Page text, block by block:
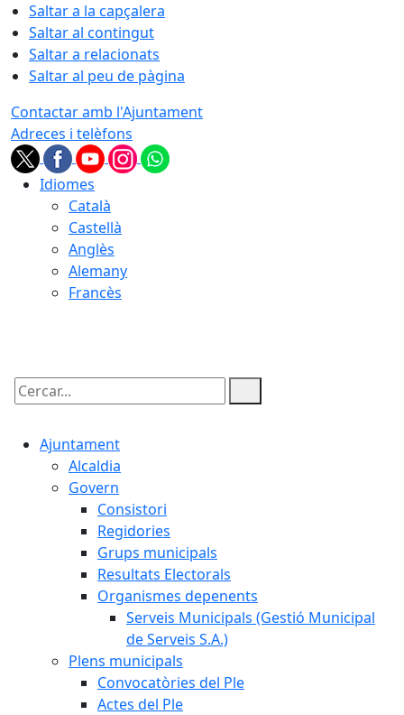
Saltar a la capçalera
Saltar al contingut
Saltar a relacionats
Saltar al peu de pàgina
Contactar amb l'Ajuntament
Adreces i telèfons
Idiomes
Català
Castellà
Anglès
Alemany
Francès
Cercar:
Ajuntament
Alcaldia
Govern
Consistori
Regidories
Grups municipals
Resultats Electorals
Organismes depenents
Serveis Municipals (Gestió Municipal
de Serveis S.A.)
Plens municipals
Convocatòries del Ple
Actes del Ple